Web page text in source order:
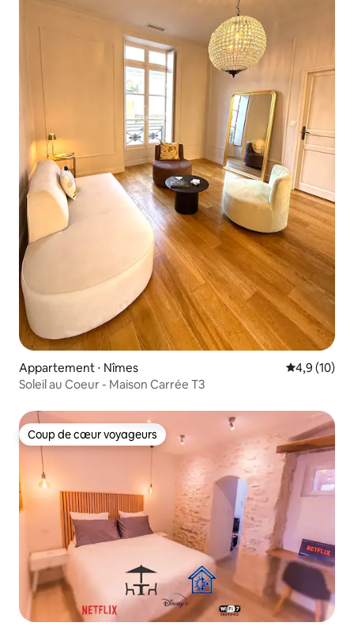
Appartement ⋅ Nîmes Évaluation
4,9 (10)
Soleil au Coeur - Maison Carrée T3
Coup de cœur voyageurs
Coup de cœur voyageurs